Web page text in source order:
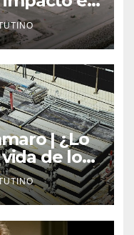
| ¿Lo
de los
en